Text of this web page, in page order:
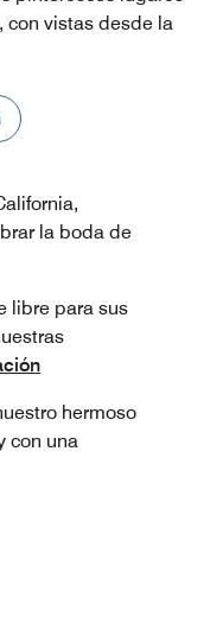
con vistas desde la
la boda de
libre para sus
hermoso
con una